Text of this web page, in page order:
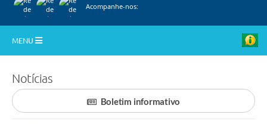
Acompanhe-nos:
MENU
A Nossa Cidade
A Prefeitura
Notícias
Boletim informativo